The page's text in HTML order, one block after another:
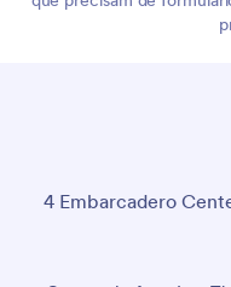
4 Embarcadero